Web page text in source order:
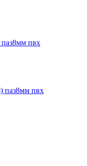
пвх
паз8мм пвх